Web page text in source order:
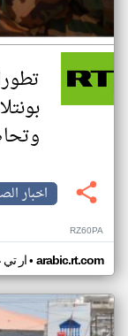
اخبار
RZ60PA
ار• arabic.rt.com